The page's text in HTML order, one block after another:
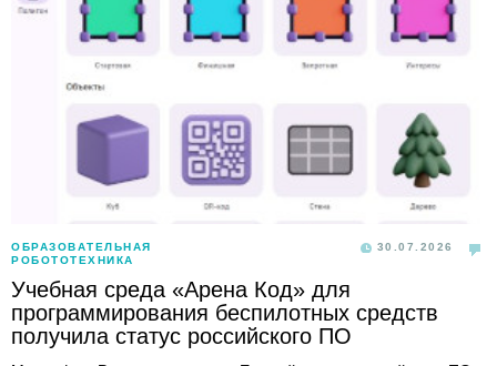
ОБРАЗОВАТЕЛЬНАЯ
РОБОТОТЕХНИКА
30.07.2026
Учебная среда «Арена Код» для
программирования беспилотных средств
получила статус российского ПО